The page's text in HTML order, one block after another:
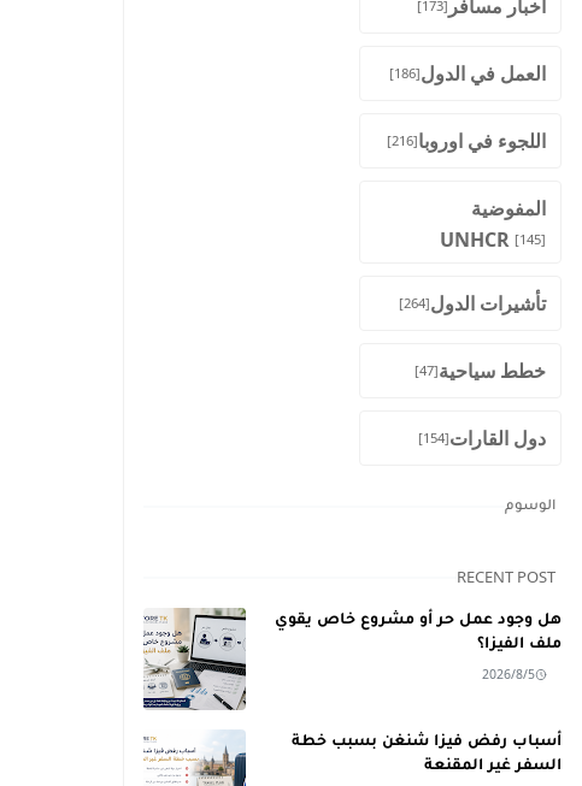
اخبار مسافر [173]
العمل في الدول[186]
اللجوء في اوروبا[216]
المفوضية
UNHCR [145]
تأشيرات الدول[264]
خطط سياحية[47]
دول القارات[154]
الوسوم
RECENT POST
هل وجود عمل حر أو مشروع خاص يقوي
ملف الفيزا؟
2026/8/5
أسباب رفض فيزا شنغن بسبب خطة
السفر غير المقنعة